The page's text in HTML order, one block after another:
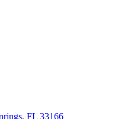
FL 33166